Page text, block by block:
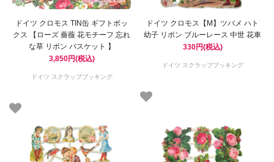
ドイツ クロモス TIN缶 ギフトボッ
クス 【ローズ 薔薇 花モチーフ 忘れ
な草 リボン バスケット 】
3,850円(税込)
ドイツ スクラップブッキング
ドイツ クロモス【M】ツバメ ハト
幼子 リボン ブルーレース 中世 花車
330円(税込)
ドイツ スクラップブッキング